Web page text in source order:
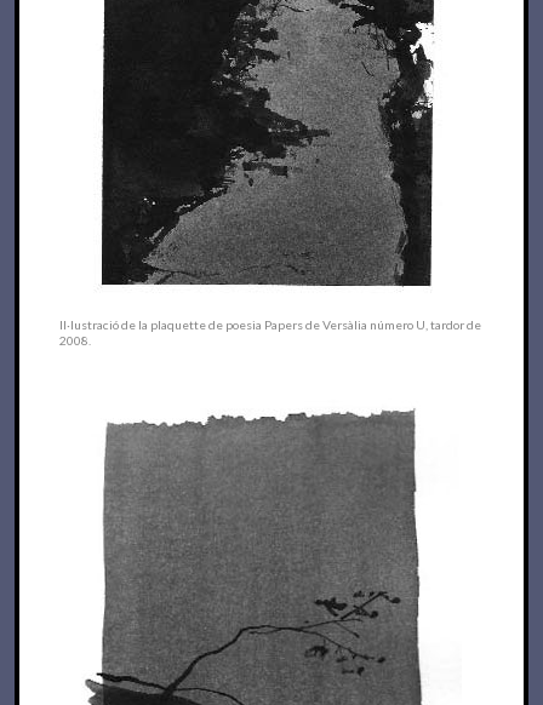
Il·lustració de la plaquette de poesia Papers de Versàlia número U, tardor de
2008.